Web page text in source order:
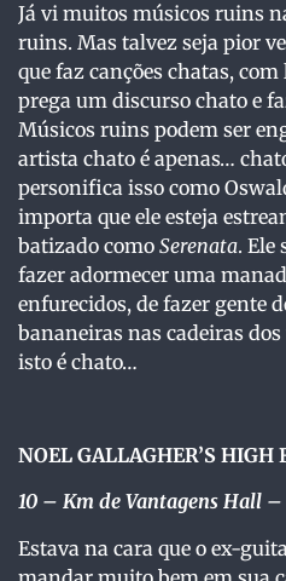
Já vi muitos músicos ruins
ruins. Mas talvez seja pior
que faz canções chatas,
prega um discurso chato e
Músicos ruins podem ser
artista chato é apenas…
personifica isso como
importa que ele esteja
batizado como Serenata. Ele
fazer adormecer uma
enfurecidos, de fazer gente
bananeiras nas cadeiras
isto é chato…
NOEL GALLAGHER’S HIGH
10 – Km de Vantagens Hall
Estava na cara que o ex-